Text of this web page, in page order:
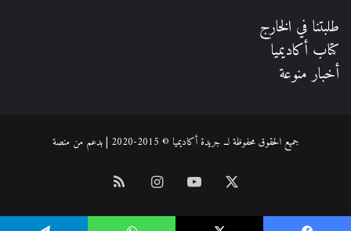
طلبتنا في الخارج
كتاب أكاديميا
أخبار منوعة
جميع الحقوق محفوظة لــ جريدة أكاديميا © 2015-2020 | بدعم من منصة
‫YouTubeانستقرامملخص
الموقع